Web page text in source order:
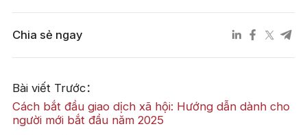
Chia sẻ ngay
Bài viết Trước：
Cách bắt đầu giao dịch xã hội: Hướng dẫn dành cho
người mới bắt đầu năm 2025